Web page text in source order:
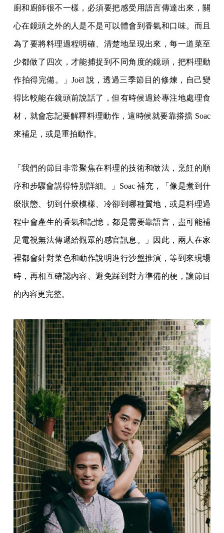
廚和廚師很不一樣，必須要把感受用語言傳達出來，關
心在鏡頭之外的人是不是可以體會到香氣和口味。而且
為了要將料理過程明確、清楚地呈現出來，每一道菜至
少都做了四次，才能捕捉到不同角度的鏡頭，把料理動
作拍得完備。」Joël 說，透過三季節目的修煉，自己變
得比較能在鏡頭前說話了，但有時候過於專注地處理食
材，就會忘記要解釋料理動作，這時候就要靠搭擋 Soac
來補足，或是重拍動作。
「我們的節目非常聚焦在料理的技術和做法，烹飪的順
序和步驟會講得特別詳細。」Soac 補充，「像是煮到什
麼狀態、切到什麼模樣、冷卻到哪種質地，或是料理過
程中會產生的香氣和記憶，都是需要靠語言，盡可能補
足電視無法傳遞給觀眾的感官訊息。」因此，兩人在家
裡都會針對菜色和動作說明進行沙盤推演，等到來現場
時，再相互確認內容、避免踩到對方準備的梗，讓節目
的內容更完整。